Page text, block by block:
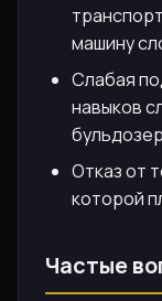
машину
Слабая
навыков
Отказ от
которой
Частые